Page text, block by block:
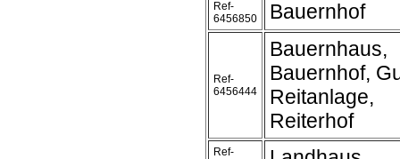
Ref-
6456850
Bauernhof
Ref-
6456444
Bauernhaus,
Bauernhof,
Reitanlage,
Reiterhof
Ref-